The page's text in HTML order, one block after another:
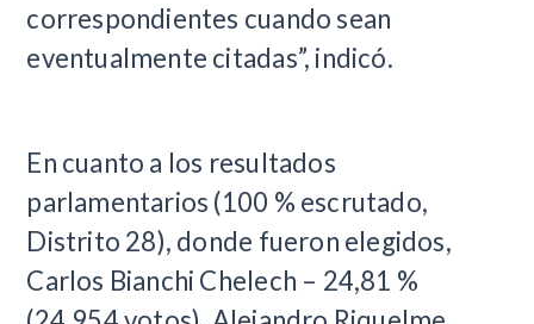
correspondientes cuando sean
eventualmente citadas”, indicó.
En cuanto a los resultados
parlamentarios (100 % escrutado,
Distrito 28), donde fueron elegidos,
Carlos Bianchi Chelech – 24,81 %